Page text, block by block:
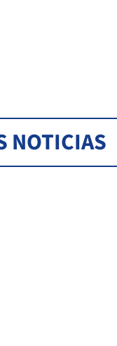
NOTICIAS